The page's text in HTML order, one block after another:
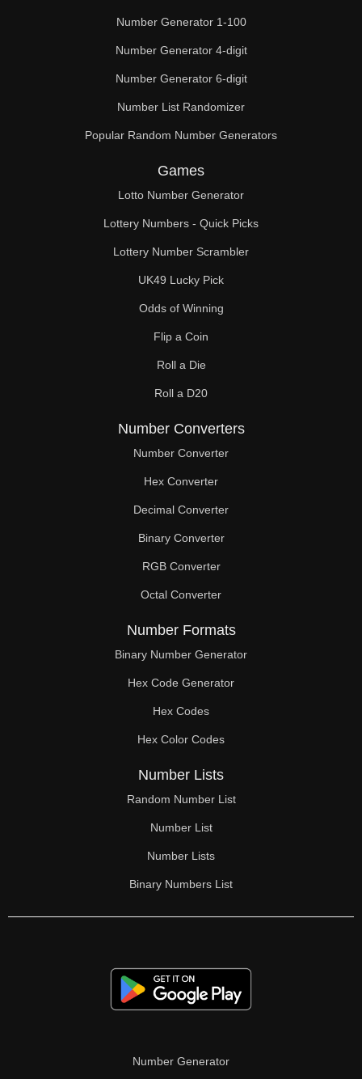
Number Generator 1-100
Number Generator 4-digit
Number Generator 6-digit
Number List Randomizer
Popular Random Number Generators
Games
Lotto Number Generator
Lottery Numbers - Quick Picks
Lottery Number Scrambler
UK49 Lucky Pick
Odds of Winning
Flip a Coin
Roll a Die
Roll a D20
Number Converters
Number Converter
Hex Converter
Decimal Converter
Binary Converter
RGB Converter
Octal Converter
Number Formats
Binary Number Generator
Hex Code Generator
Hex Codes
Hex Color Codes
Number Lists
Random Number List
Number List
Number Lists
Binary Numbers List
Number Generator